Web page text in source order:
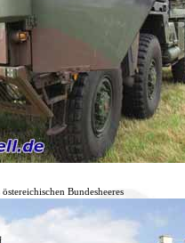
östereichischen Bundesheeres